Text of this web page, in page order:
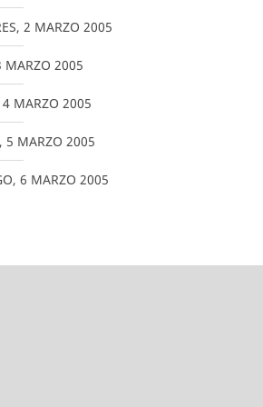
, 2 MARZO 2005
MARZO 2005
4 MARZO 2005
, 5 MARZO 2005
, 6 MARZO 2005